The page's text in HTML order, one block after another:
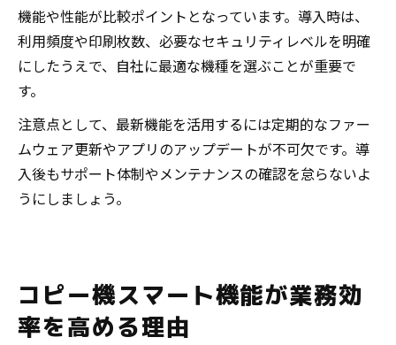
機能や性能が比較ポイントとなっています。導入時は、
利用頻度や印刷枚数、必要なセキュリティレベルを明確
にしたうえで、自社に最適な機種を選ぶことが重要で
す。
注意点として、最新機能を活用するには定期的なファー
ムウェア更新やアプリのアップデートが不可欠です。導
入後もサポート体制やメンテナンスの確認を怠らないよ
うにしましょう。
コピー機スマート機能が業務効
率を高める理由